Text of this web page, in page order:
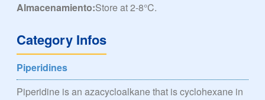
Almacenamiento:Store at 2-8°C.
Category Infos
Piperidines
Piperidine is an azacycloalkane that is cyclohexane in